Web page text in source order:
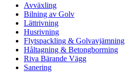
Avväxling
Bilning av Golv
Lättrivning
Husrivning
Flytspackling & Golvavjämning
Håltagning & Betongborrning
Riva Bärande Vägg
Sanering